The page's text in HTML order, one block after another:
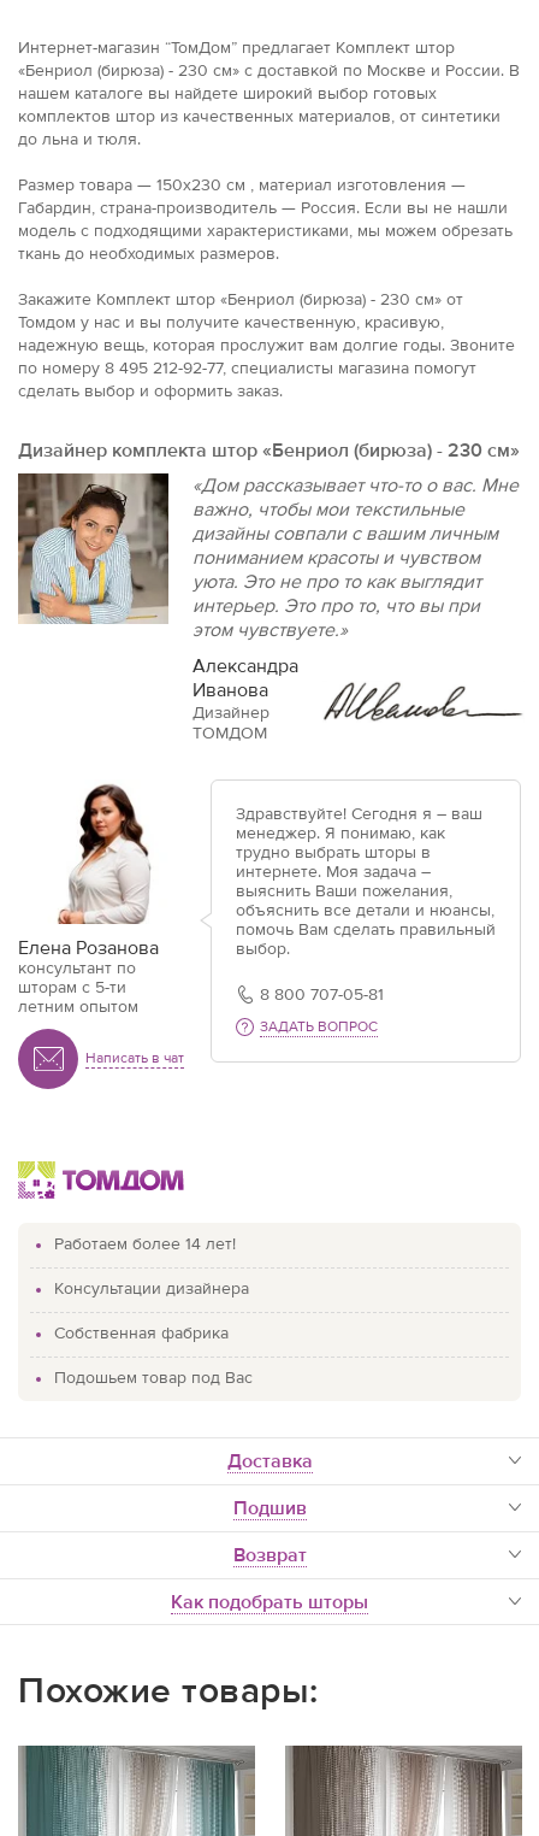
Интернет-магазин “ТомДом” предлагает Комплект штор
«Бенриол (бирюза) - 230 см» с доставкой по Москве и России. В
нашем каталоге вы найдете широкий выбор готовых
комплектов штор из качественных материалов, от синтетики
до льна и тюля.
Размер товара — 150x230 см , материал изготовления —
Габардин, страна-производитель — Россия. Если вы не нашли
модель с подходящими характеристиками, мы можем обрезать
ткань до необходимых размеров.
Закажите Комплект штор «Бенриол (бирюза) - 230 см» от
Томдом у нас и вы получите качественную, красивую,
надежную вещь, которая прослужит вам долгие годы. Звоните
по номеру 8 495 212-92-77, специалисты магазина помогут
сделать выбор и оформить заказ.
Дизайнер комплекта штор «Бенриол (бирюза) - 230 см»
«Дом рассказывает что-то о вас. Мне
важно, чтобы мои текстильные
дизайны совпали с вашим личным
пониманием красоты и чувством
уюта. Это не про то как выглядит
интерьер. Это про то, что вы при
этом чувствуете.»
Александра
Иванова
Дизайнер
ТОМДОМ
Елена Розанова
консультант по
шторам с 5-ти
летним опытом
Написать в чат
Здравствуйте! Сегодня я – ваш
менеджер. Я понимаю, как
трудно выбрать шторы в
интернете. Моя задача –
выяснить Ваши пожелания,
объяснить все детали и нюансы,
помочь Вам сделать правильный
выбор.
8 800 707-05-81
ЗАДАТЬ ВОПРОС
Работаем более 14 лет!
Консультации дизайнера
Собственная фабрика
Подошьем товар под Вас
доставка
Подшив
Возврат
Как подобрать шторы
Похожие товары: